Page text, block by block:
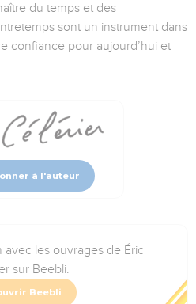
du temps et des
sont un instrument dans
confiance pour aujourd’hui et
à l'auteur
les ouvrages de Éric
sur Beebli.
Beebli